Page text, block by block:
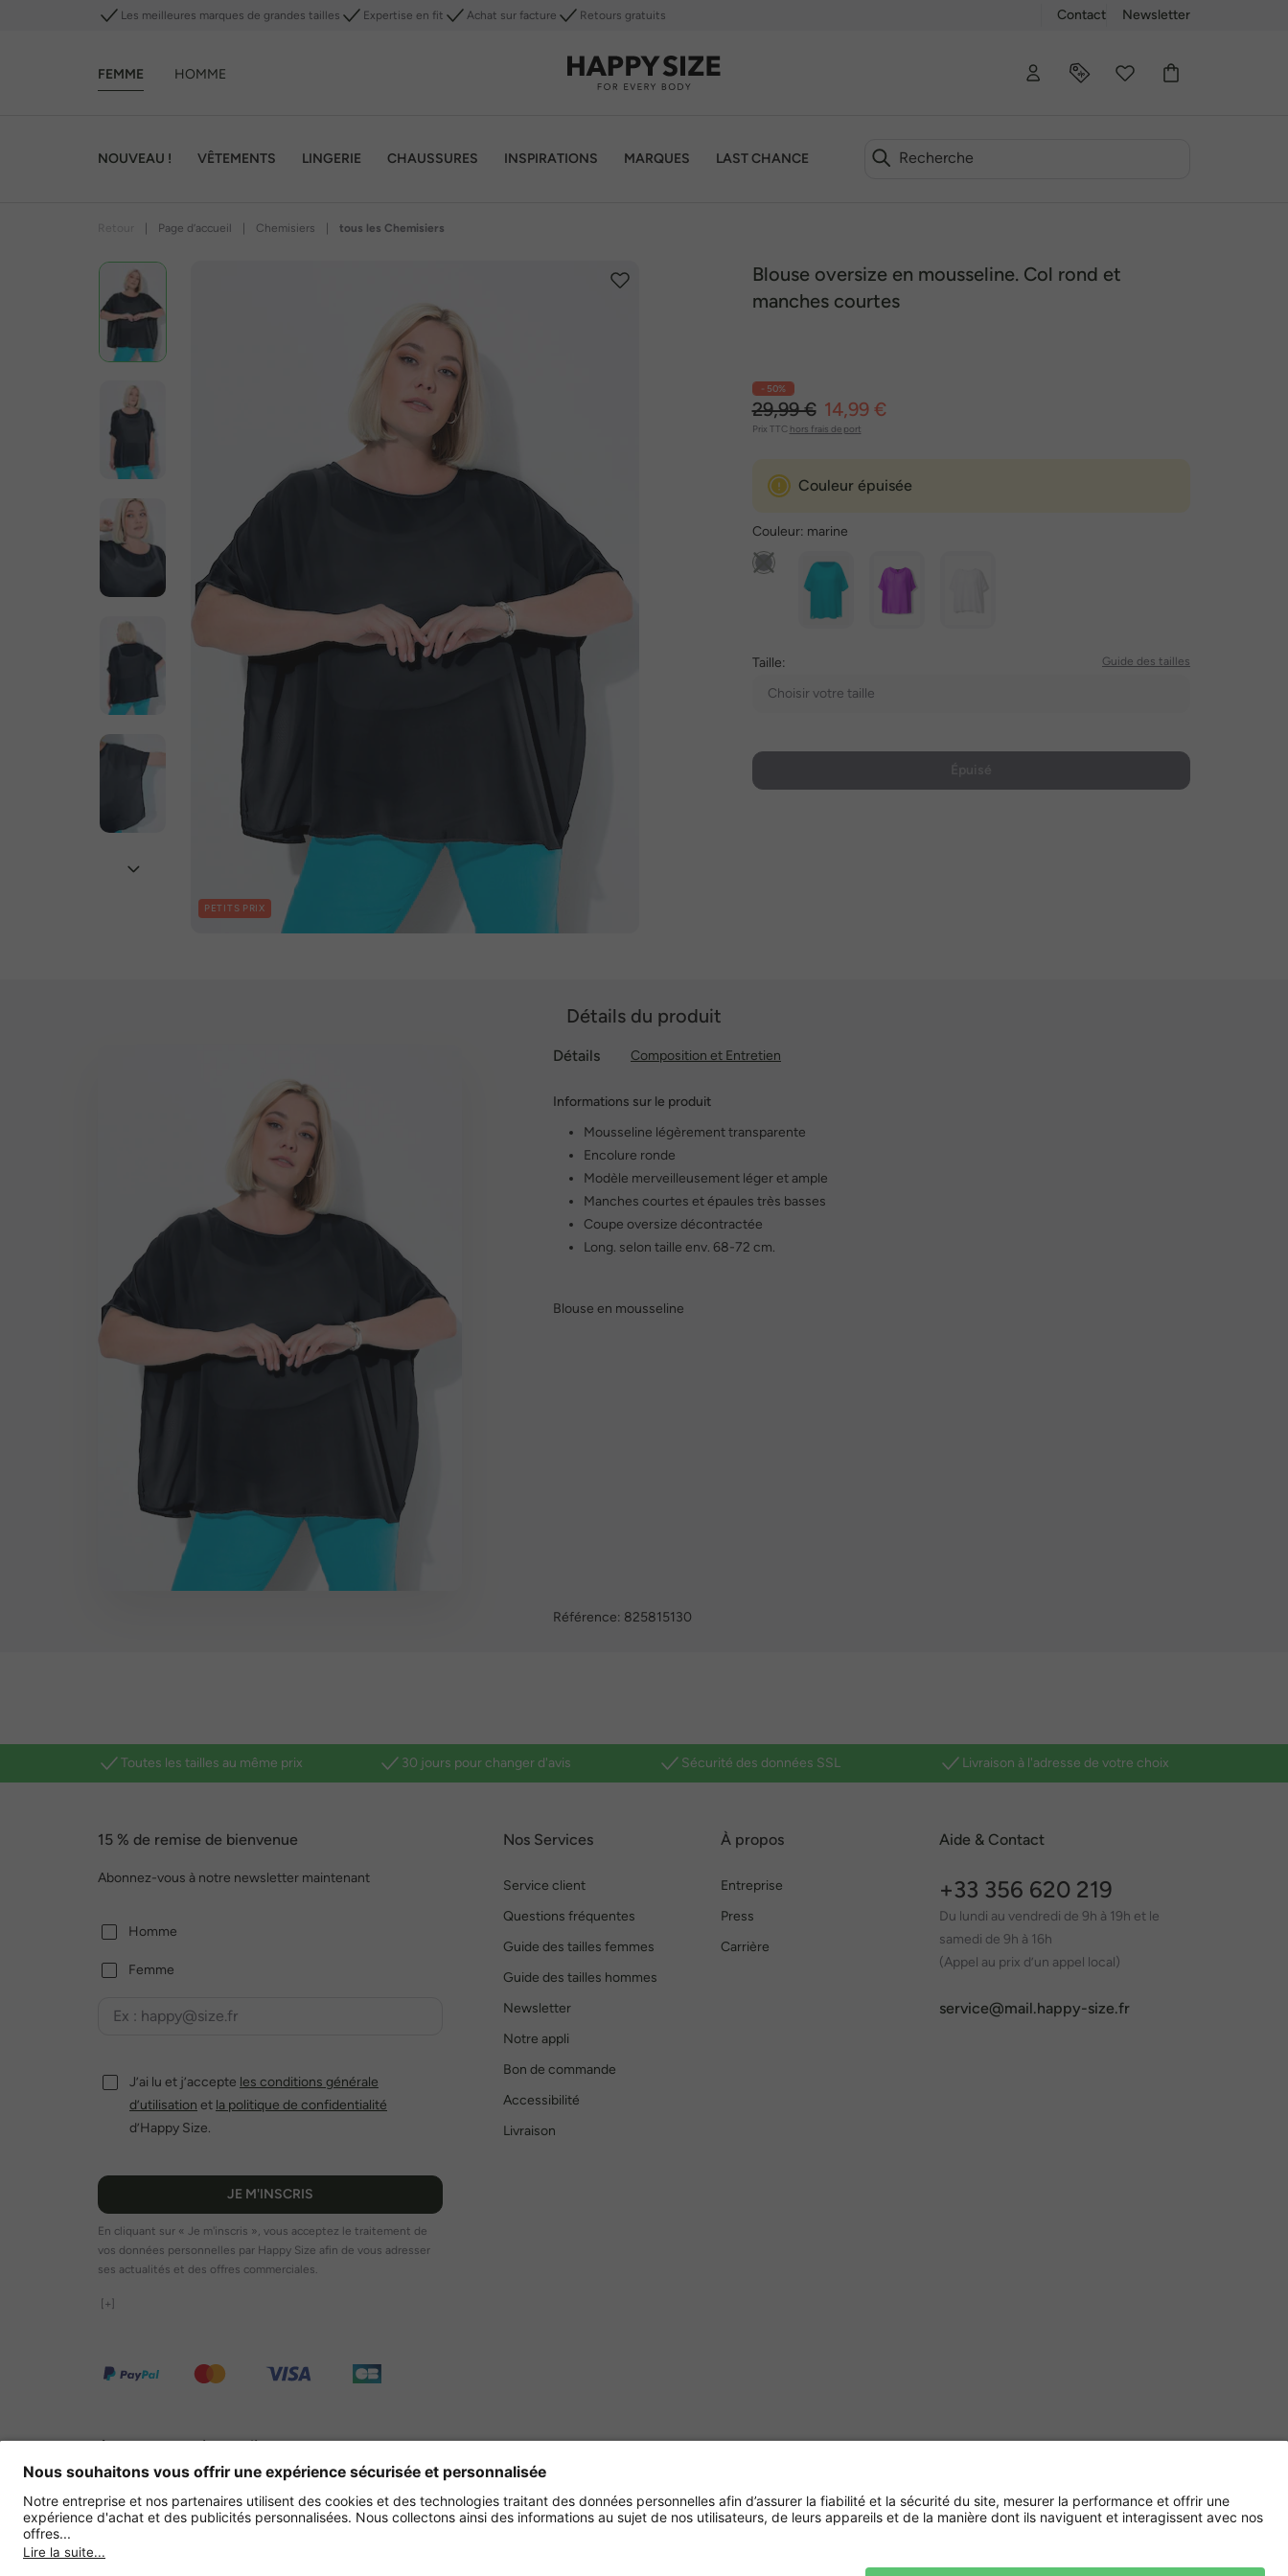
Les meilleures marques de grandes tailles Expertise en fit Achat sur facture Retours gratuits Contact Newsletter
FEMME HOMME
NOUVEAU ! VÊTEMENTS LINGERIE CHAUSSURES INSPIRATIONS MARQUES LAST CHANCE
Page d’accueil Chemisiers tous les Chemisiers
PETITS PRIX
Blouse oversize en mousseline. Col rond et
manches courtes
- 50%
29,99 € 14,99 €
Prix TTC hors frais de port
Couleur épuisée
Couleur: marine
Taille: Guide des tailles
Choisir votre taille
Détails du produit
Détails Composition et Entretien
Informations sur le produit
Mousseline légèrement transparente
Encolure ronde
Modèle merveilleusement léger et ample
Manches courtes et épaules très basses
Coupe oversize décontractée
Long. selon taille env. 68-72 cm.
Blouse en mousseline
Référence: 825815130
Toutes les tailles au même prix 30 jours pour changer d'avis Sécurité des données SSL Livraison à l'adresse de votre choix
15 % de remise de bienvenue
Abonnez-vous à notre newsletter maintenant
Homme
Femme
J’ai lu et j’accepte les conditions générale
d’utilisation et la politique de confidentialité
d’Happy Size.
JE M'INSCRIS
En cliquant sur « Je m'inscris », vous acceptez le traitement de
vos données personnelles par Happy Size afin de vous adresser
ses actualités et des offres commerciales.
[+]
Nos Services
Service client
Questions fréquentes
Guide des tailles femmes
Guide des tailles hommes
Newsletter
Notre appli
Bon de commande
Accessibilité
Livraison
À propos
Entreprise
Press
Carrière
Aide & Contact
+33 356 620 219
Du lundi au vendredi de 9h à 19h et le
samedi de 9h à 16h
(Appel au prix d’un appel local)
service@mail.happy-size.fr
Autres magasins en ligne
Achetez en toute sécurité
avec :